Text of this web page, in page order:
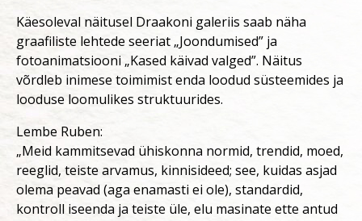
Käesoleval näitusel Draakoni galeriis saab näha
graafiliste lehtede seeriat „Joondumised” ja
fotoanimatsiooni „Kased käivad valged”. Näitus
võrdleb inimese toimimist enda loodud süsteemides ja
looduse loomulikes struktuurides.
Lembe Ruben:
„Meid kammitsevad ühiskonna normid, trendid, moed,
reeglid, teiste arvamus, kinnisideed; see, kuidas asjad
olema peavad (aga enamasti ei ole), standardid,
kontroll iseenda ja teiste üle, elu masinate ette antud